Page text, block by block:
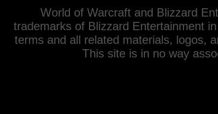
World of Warcraft and Blizzard
trademarks of Blizzard Entertainment
terms and all related materials, logos,
This site is in no way